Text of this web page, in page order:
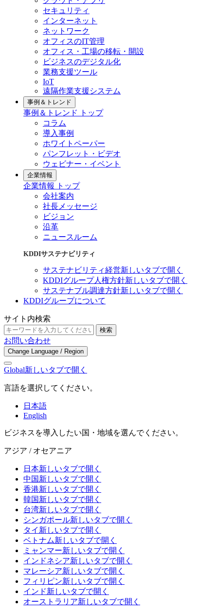
セキュリティ
インターネット
ネットワーク
オフィスのIT管理
オフィス・工場の移転・開設
ビジネスのデジタル化
業務支援ツール
IoT
遠隔作業支援システム
事例＆トレンド
事例＆トレンド トップ
コラム
導入事例
ホワイトペーパー
パンフレット・ビデオ
ウェビナー・イベント
企業情報
企業情報 トップ
会社案内
社長メッセージ
ビジョン
沿革
ニュースルーム
KDDIサステナビリティ
サステナビリティ経営新しいタブで開く
KDDIグループ人権方針新しいタブで開く
サステナブル調達方針新しいタブで開く
KDDIグループについて
サイト内検索
検索
お問い合わせ
Change Language / Region
Global新しいタブで開く
言語を選択してください。
日本語
English
ビジネスを導入したい国・地域を選んでください。
アジア / オセアニア
日本新しいタブで開く
中国新しいタブで開く
香港新しいタブで開く
韓国新しいタブで開く
台湾新しいタブで開く
シンガポール新しいタブで開く
タイ 新しいタブで開く
ベトナム新しいタブで開く
ミャンマー新しいタブで開く
インドネシア新しいタブで開く
マレーシア新しいタブで開く
フィリピン新しいタブで開く
インド新しいタブで開く
オーストラリア新しいタブで開く